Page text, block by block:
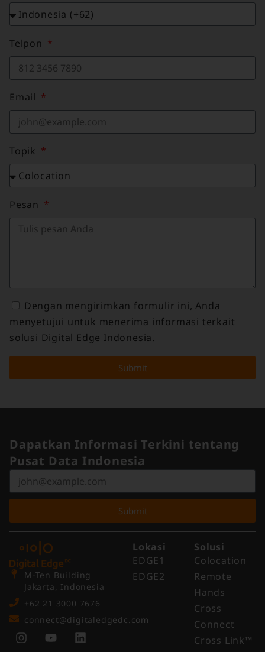
Telpon
Email
Topik
Pesan
Dengan mengirimkan formulir ini, Anda
menyetujui untuk menerima informasi terkait
solusi Digital Edge Indonesia.
Submit
Dapatkan Informasi Terkini tentang
Pusat Data Indonesia
Submit
M-Ten Building
Jakarta, Indonesia
+62 21 3000 7676
connect@digitaledgedc.com
Lokasi
EDGE1
EDGE2
Solusi
Colocation
Remote
Hands
Cross
Connect
Cross Link™​